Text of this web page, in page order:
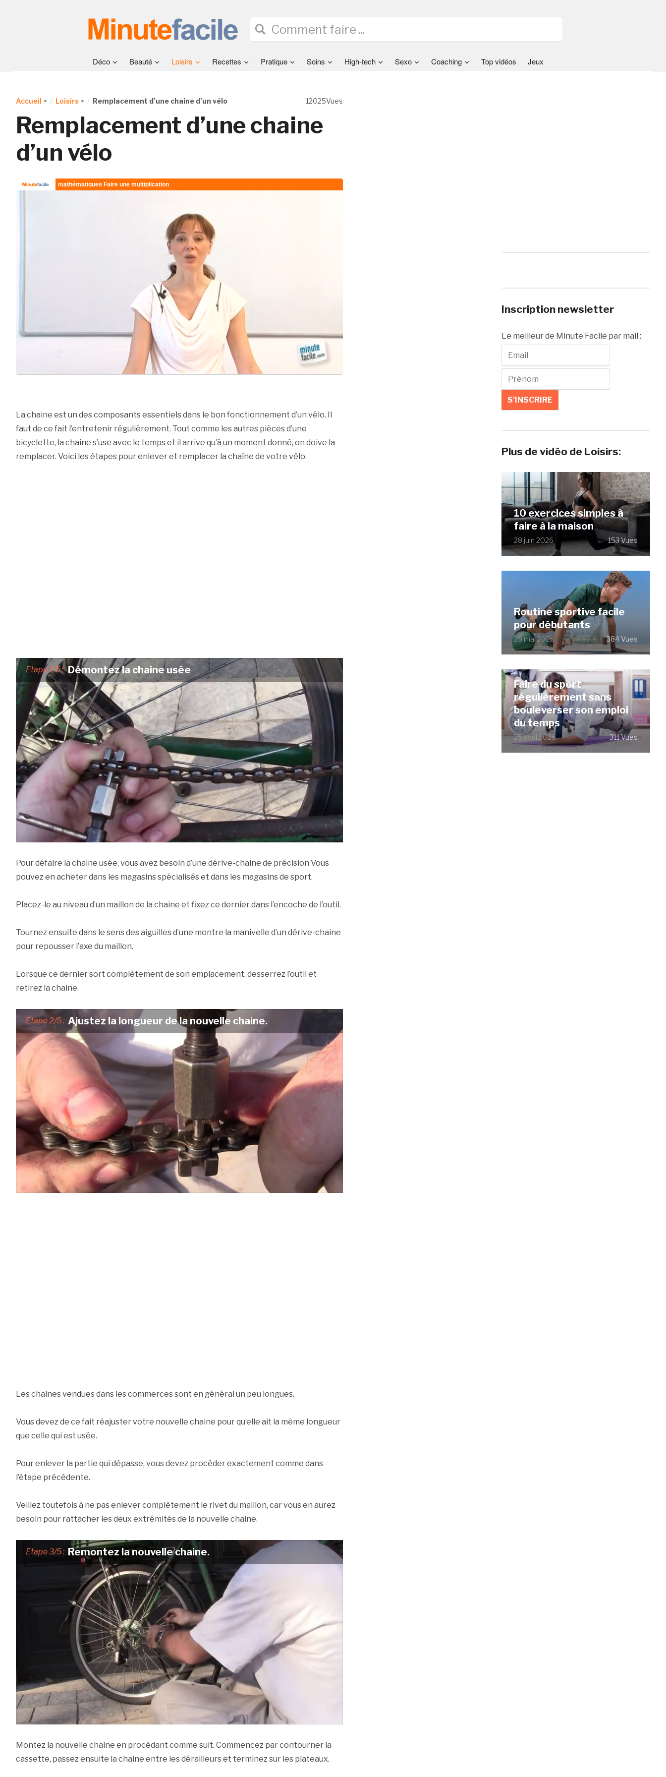
Déco Beauté Loisirs Recettes Pratique Soins High-tech Sexo Coaching Top vidéos Jeux
12025Vues
Accueil > Loisirs > Remplacement d’une chaine d’un vélo
Remplacement d’une chaine
d’un vélo
La chaine est un des composants essentiels dans le bon fonctionnement d’un vélo. Il
faut de ce fait l’entretenir régulièrement. Tout comme les autres pièces d’une
bicyclette, la chaine s’use avec le temps et il arrive qu’à un moment donné, on doive la
remplacer. Voici les étapes pour enlever et remplacer la chaîne de votre vélo.
Etape 1/5 : Démontez la chaine usée
Pour défaire la chaine usée, vous avez besoin d’une dérive-chaine de précision Vous
pouvez en acheter dans les magasins spécialisés et dans les magasins de sport.
Placez-le au niveau d’un maillon de la chaine et fixez ce dernier dans l’encoche de l’outil.
Tournez ensuite dans le sens des aiguilles d’une montre la manivelle d’un dérive-chaine
pour repousser l’axe du maillon.
Lorsque ce dernier sort complètement de son emplacement, desserrez l’outil et
retirez la chaine.
Etape 2/5 : Ajustez la longueur de la nouvelle chaine.
Les chaines vendues dans les commerces sont en général un peu longues.
Vous devez de ce fait réajuster votre nouvelle chaine pour qu’elle ait la même longueur
que celle qui est usée.
Pour enlever la partie qui dépasse, vous devez procéder exactement comme dans
l’étape précédente.
Veillez toutefois à ne pas enlever complètement le rivet du maillon, car vous en aurez
besoin pour rattacher les deux extrémités de la nouvelle chaine.
Etape 3/5 : Remontez la nouvelle chaine.
Montez la nouvelle chaine en procédant comme suit. Commencez par contourner la
cassette, passez ensuite la chaine entre les dérailleurs et terminez sur les plateaux.
Inscription newsletter
Le meilleur de Minute Facile par mail :
Plus de vidéo de Loisirs:
10 exercices simples à
faire à la maison
28 juin 2026 153 Vues
Routine sportive facile
pour débutants
25 mai 2026 384 Vues
Faire du sport
régulièrement sans
bouleverser son emploi
du temps
25 avril 2026 311 Vues